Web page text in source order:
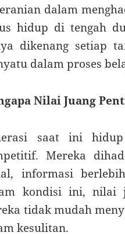
dalam
hidup di tengah
dikenang setiap
dalam proses
Nilai Juang
saat ini
Mereka
informasi
kondisi ini, nilai
tidak mudah
kesulitan.